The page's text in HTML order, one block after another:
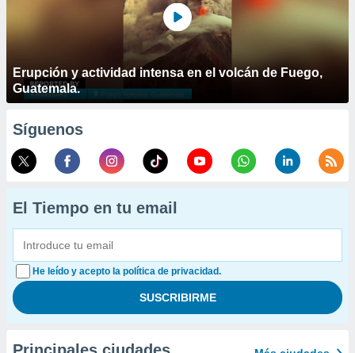
Erupción y actividad intensa en el volcán de Fuego,
Guatemala.
Síguenos
El Tiempo en tu email
He leído y acepto la política de privacidad.